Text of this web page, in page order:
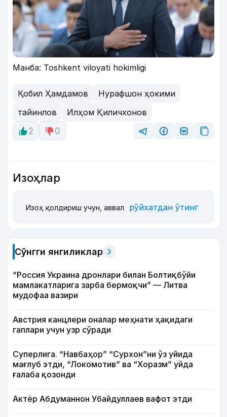
Манба: Toshkent viloyati hokimligi
Қобил Ҳамдамов
Нурафшон ҳокими
тайинлов
Илҳом Қиличхонов
2
0
Изоҳлар
Изоҳ қолдириш учун, аввал рўйхатдан ўтинг
Сўнгги янгиликлар
“Россия Украина дронлари билан Болтиқбўйи
мамлакатларига зарба бермоқчи” — Литва
мудофаа вазири
Австрия канцлери оналар меҳнати ҳақидаги
гаплари учун узр сўради
Суперлига. “Навбаҳор” “Сурхон”ни ўз уйида
мағлуб этди, “Локомотив” ва “Хоразм” уйда
ғалаба қозонди
Актёр Абду­маннон Убайдуллаев вафот этди